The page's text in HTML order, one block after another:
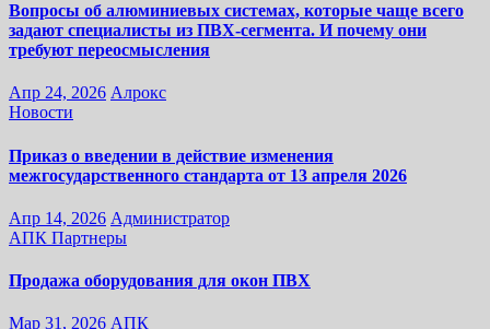
Вопросы об алюминиевых системах, которые чаще всего
задают специалисты из ПВХ-сегмента. И почему они
требуют переосмысления
Апр 24, 2026 Алрокс
Новости
Приказ о введении в действие изменения
межгосударственного стандарта от 13 апреля 2026
Апр 14, 2026 Администратор
АПК Партнеры
Продажа оборудования для окон ПВХ
Мар 31, 2026 АПК